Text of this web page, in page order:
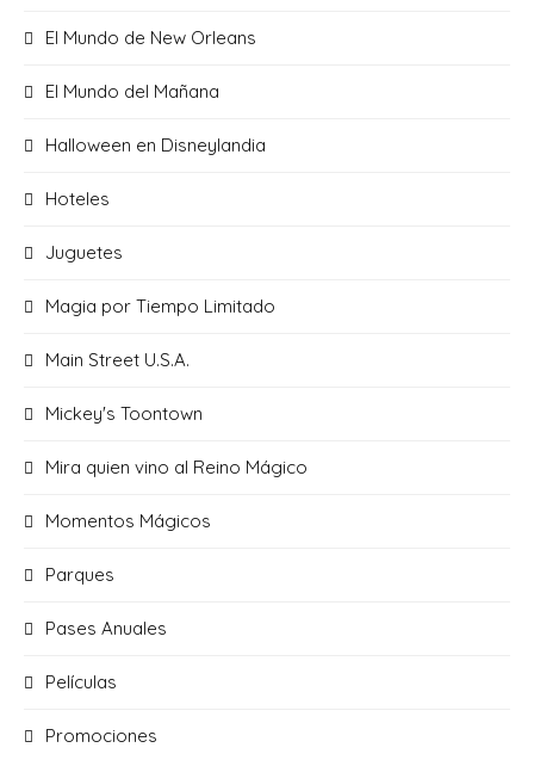
El Mundo de New Orleans
El Mundo del Mañana
Halloween en Disneylandia
Hoteles
Juguetes
Magia por Tiempo Limitado
Main Street U.S.A.
Mickey's Toontown
Mira quien vino al Reino Mágico
Momentos Mágicos
Parques
Pases Anuales
Películas
Promociones